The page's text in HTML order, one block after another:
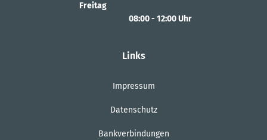
Freitag
08:00- 12:00Uhr
Links
Impressum
Datenschutz
Bankverbindungen